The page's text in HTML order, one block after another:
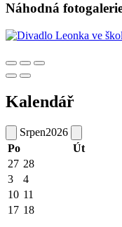
Náhodná
Kalendář
Srpen2026
Po
Út
27 28
3
4
10 11
17 18